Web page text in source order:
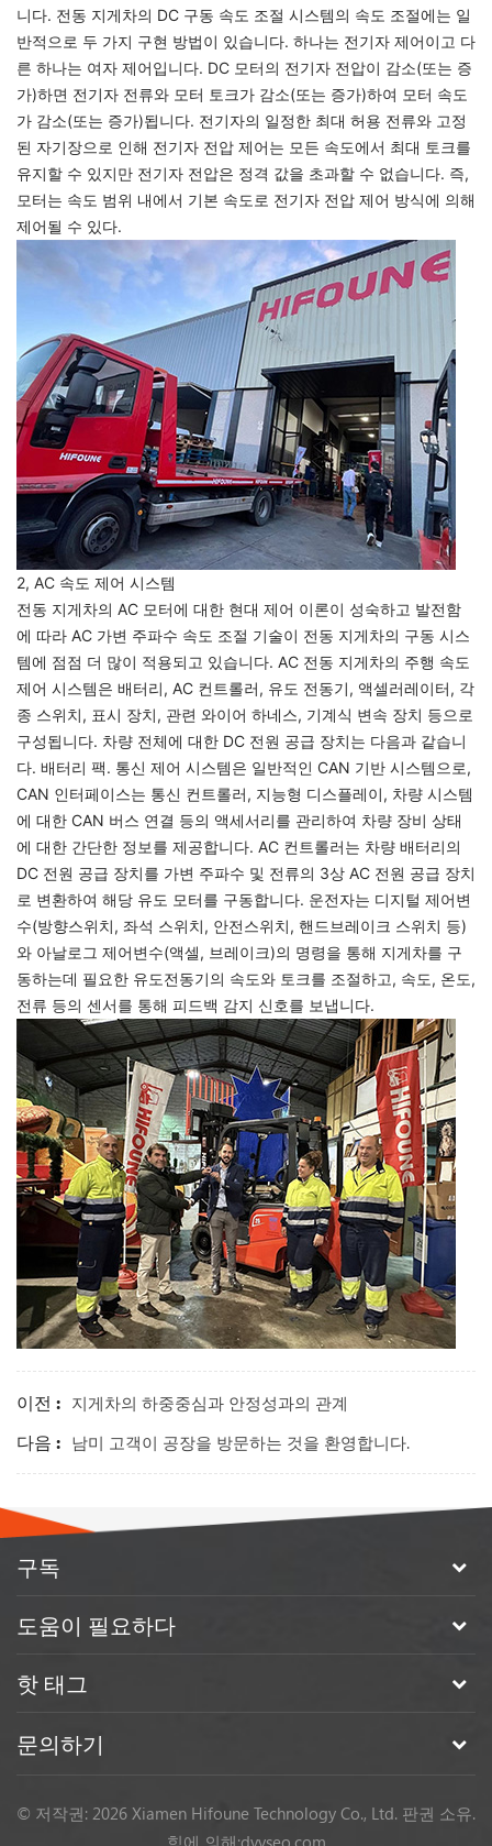
니다. 전동 지게차의 DC 구동 속도 조절 시스템의 속도 조절에는 일
반적으로 두 가지 구현 방법이 있습니다. 하나는 전기자 제어이고 다
른 하나는 여자 제어입니다. DC 모터의 전기자 전압이 감소(또는 증
가)하면 전기자 전류와 모터 토크가 감소(또는 증가)하여 모터 속도
가 감소(또는 증가)됩니다. 전기자의 일정한 최대 허용 전류와 고정
된 자기장으로 인해 전기자 전압 제어는 모든 속도에서 최대 토크를
유지할 수 있지만 전기자 전압은 정격 값을 초과할 수 없습니다. 즉,
모터는 속도 범위 내에서 기본 속도로 전기자 전압 제어 방식에 의해
제어될 수 있다.
2, AC 속도 제어 시스템
전동 지게차의 AC 모터에 대한 현대 제어 이론이 성숙하고 발전함
에 따라 AC 가변 주파수 속도 조절 기술이 전동 지게차의 구동 시스
템에 점점 더 많이 적용되고 있습니다. AC 전동 지게차의 주행 속도
제어 시스템은 배터리, AC 컨트롤러, 유도 전동기, 액셀러레이터, 각
종 스위치, 표시 장치, 관련 와이어 하네스, 기계식 변속 장치 등으로
구성됩니다. 차량 전체에 대한 DC 전원 공급 장치는 다음과 같습니
다. 배터리 팩. 통신 제어 시스템은 일반적인 CAN 기반 시스템으로,
CAN 인터페이스는 통신 컨트롤러, 지능형 디스플레이, 차량 시스템
에 대한 CAN 버스 연결 등의 액세서리를 관리하여 차량 장비 상태
에 대한 간단한 정보를 제공합니다. AC 컨트롤러는 차량 배터리의
DC 전원 공급 장치를 가변 주파수 및 전류의 3상 AC 전원 공급 장치
로 변환하여 해당 유도 모터를 구동합니다. 운전자는 디지털 제어변
수(방향스위치, 좌석 스위치, 안전스위치, 핸드브레이크 스위치 등)
와 아날로그 제어변수(액셀, 브레이크)의 명령을 통해 지게차를 구
동하는데 필요한 유도전동기의 속도와 토크를 조절하고, 속도, 온도,
전류 등의 센서를 통해 피드백 감지 신호를 보냅니다.
이전 : 지게차의 하중중심과 안정성과의 관계
다음 : 남미 고객이 공장을 방문하는 것을 환영합니다.
구독
도움이 필요하다
핫 태그
문의하기
© 저작권: 2026 Xiamen Hifoune Technology Co., Ltd. 판권 소유.
힘에 의해:dyyseo.com